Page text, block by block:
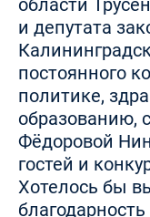
области
и депутата
постоянного
политике,
образованию,
Фëдоровой
гостей и
Хотелось бы